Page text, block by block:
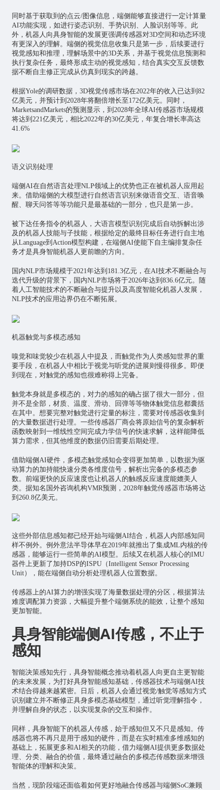
同时基于获取到的点云/图像信息，端侧能够直接进行一定计算量
AI功能实现，如进行姿态识别、手势识别、人脸识别等等。此
外，机器人向具身智能的发展更强调传感器对3D空间和动态环境
有更深入的理解。端侧的视觉信息收集只是第一步，后续要进行
视觉感知和推理，理解场景中的3D关系，并基于视觉信息预测和
执行复杂任务，最终形成主动的视觉感知，结合真实交互反馈数
据不断自主修正完成从仿真到现实的跨越。
根据Yole的调研数据，3D视觉传感市场在2022年的收入已达到82
亿美元，并预计到2028年将翻倍增长至172亿美元。同时，
MarketsandMarkets的预测显示，到2028年全球AI传感器市场规模
将达到221亿美元，相比2022年的30亿美元，年复合增长率高达
41.6%
语义识别处理
端侧AI在自然语言处理NLP领域上的优势也正在被机器人应用起
来。借助端侧的大模型进行自然语言识别来做语音交互、语音唤
醒、聊天问答等等功能只是最基础的一部分，也只是第一步。
被下达任务指令的机器人，大语言模型识别完成后自动拆解出涉
及的机器人技能与子技能，根据给定的最终目标任务进行自主地
从Language到Action模型构建，在端侧AI使能下自主编排复杂任
务才是具身智能机器人更前瞻的方向。
国内NLP市场规模于2021年达到181.3亿元，在AI技术不断融合与
迭代升级的背景下，国内NLP市场将于2026年达到836.6亿元。随
着人工智能技术的不断融合与提升以及高度智能化机器人发展，
NLP技术的应用边界仍在不断拓展。
机器触觉与多模态感知
嗅觉和味觉较少在机器人中提及，而触觉作为人类感知世界的重
要手段，在机器人中相比于视觉与听觉的进展则慢得很多。即便
到现在，对触觉的感知也很难称得上完备。
触觉本身就是多模态的，对力的感知的确占据了很大一部分，但
并不是全部，材质、温度、滑动、回弹等等物体触觉信息都囊括
在其中。想要完整对触觉进行定量的标注，需要对传感器收集到
的大量数据进行处理。一些传感器厂商会将原始信号的复杂解析
函数映射到一维线性空间完成力学信号的快速求解，这样能降低
算力需求，但其他维度的数据仍旧需要后期处理。
借助端侧AI硬件，多模态触觉感知会变得更加简单，以数据为驱
动算力的加持能快速分类各维度信号，解析出完备的多模态参
数。前端更快的反应速度也让机器人的触感反应速度能媲美人
类。据知名国外咨询机构VMR预测，2028年触觉传感器市场将达
到260.8亿美元。
这些外部信息感知都已经开始与端侧AI结合，机器人内部感知同
样不例外。例外意法半导体早在2019年就推出了集成ML内核的传
感器，能够运行一些简单的AI模型。后续又在机器人核心的IMU
器件上更新了加持DSP的ISPU（Intelligent Sensor Processing
Unit），能在端侧自动分析处理机器人位置数据。
传感器上的AI算力的增强实现了海量数据处理的分区，根据算法
难度调配算力资源，大幅提升整个端侧系统的能效，让整个感知
更加智能。
具身智能端侧AI传感，不止于
感知
智能决策感知先行，具身智能概念推动着机器人向更自主更智能
的未来发展，为打好具身智能感知基础，传感器技术与端侧AI技
术结合得越来越紧密。日后，机器人会通过视觉/触觉等感知方式
识别建立并不断修正具身多模态基础模型，通过听觉理解指令，
并理解自身的状态，以实现复杂的交互和操作。
同样，具身智能下的机器人传感，始于感知但又不只是感知。传
感器也将不再只是用于感知的硬件，而是在实时精准多维感知的
基础上，拓展更多和AI相关的功能，借力端侧AI提供更多数据处
理、分类、融合的价值，最终通过融合的多模态传感数据来增强
智能体的理解和决策。
当然，现阶段端还面临着如何更好地融合传感器与端侧SoC兼顾